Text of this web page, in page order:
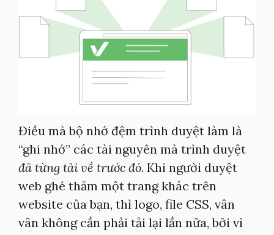
Điều mà bộ nhớ đệm trình duyệt làm là
“ghi nhớ” các tài nguyên mà trình duyệt
đã từng tải về trước đó. Khi người duyệt
web ghé thăm một trang khác trên
website của bạn, thì logo, file CSS, vân
vân không cần phải tải lại lần nữa, bởi vì